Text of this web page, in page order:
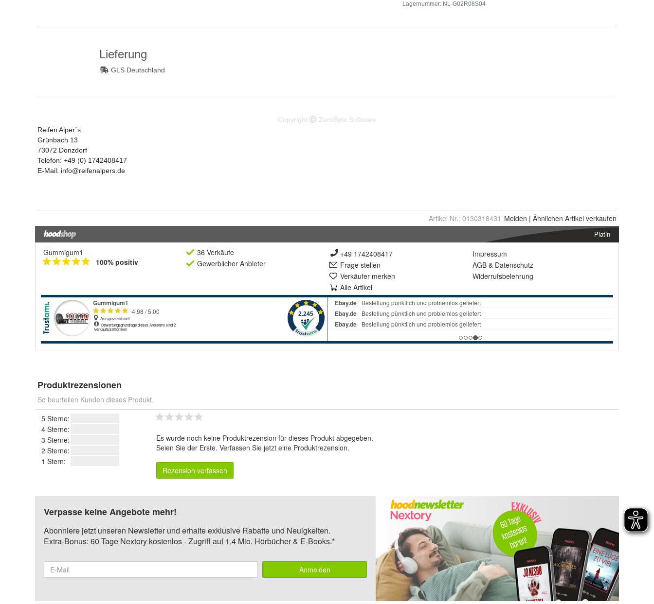
Artikel Nr.: 0130318431 Melden | Ähnlichen Artikel verkaufen
Platin
Gummigum1
100% positiv
36 Verkäufe
Gewerblicher Anbieter
+49 1742408417
Frage stellen
Verkäufer merken
Alle Artikel
Impressum
AGB & Datenschutz
Widerrufsbelehrung
Produktrezensionen
So beurteilen Kunden dieses Produkt.
5 Sterne:
4 Sterne:
3 Sterne:
2 Sterne:
1 Stern:
Es wurde noch keine Produktrezension für dieses Produkt abgegeben.
Seien Sie der Erste. Verfassen Sie jetzt eine Produktrezension.
Rezension verfassen
Verpasse keine Angebote mehr!
Abonniere jetzt unseren Newsletter und erhalte exklusive Rabatte und Neuigkeiten.
Extra-Bonus: 60 Tage Nextory kostenlos - Zugriff auf 1,4 Mio. Hörbücher & E-Books.*
Anmelden